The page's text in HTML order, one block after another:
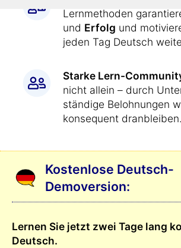
Lernmethoden
und Erfolg und
jeden Tag Deutsch
Starke Lern-
nicht allein – durch
ständige Belohnungen
konsequent dranbleiben.
Kostenlose Deutsch-
Demoversion:
Lernen Sie jetzt zwei Tage lang
Deutsch.